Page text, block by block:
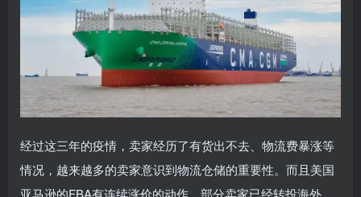
经过这三年的疫情，卖家经历了有货出不去、物流费暴涨等
情况，越来越多的卖家意识到物流仓储的重要性。而且美国
亚马逊的FBA有连续涨价的动作，部分卖家已经转投海外